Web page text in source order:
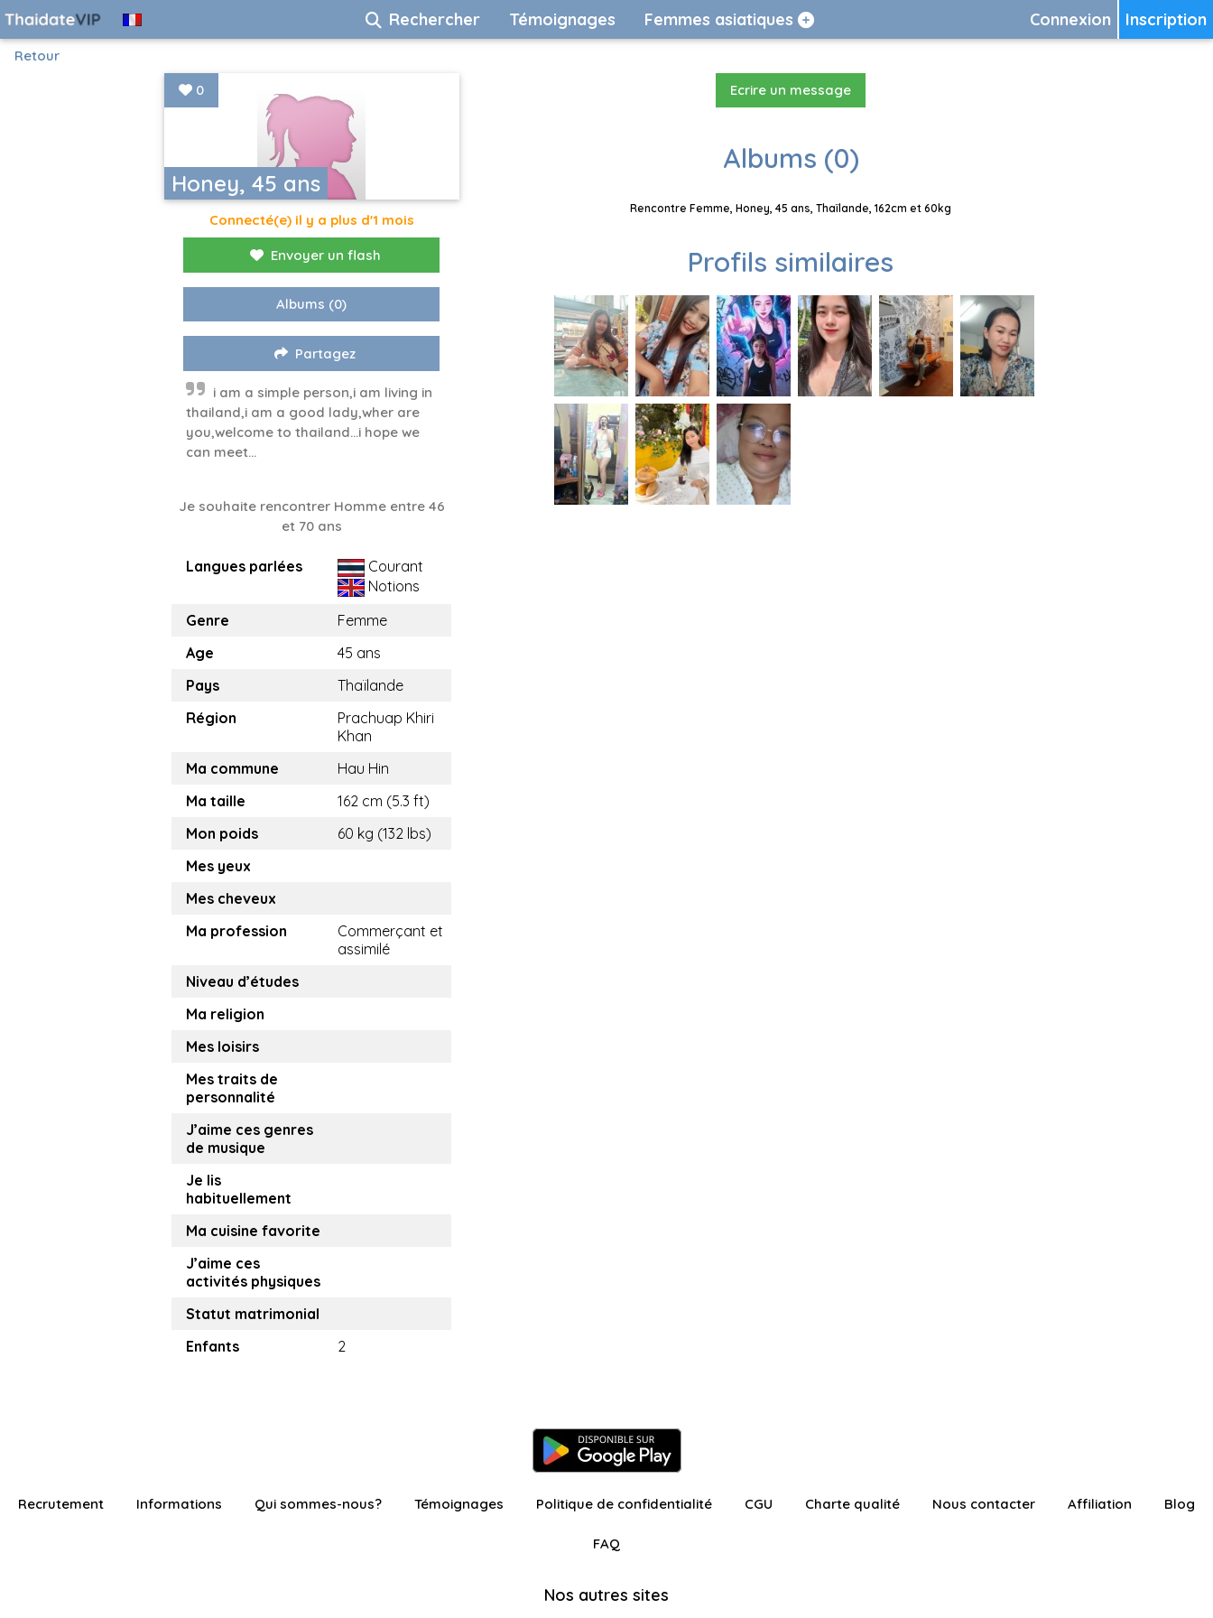
Inscription
Connexion
Rechercher Témoignages Femmes asiatiques
Retour
Honey, 45 ans
0
Connecté(e) il y a plus d'1 mois
Envoyer un flash
Albums (0)
Partagez
i am a simple person,i am living in
thailand,i am a good lady,wher are
you,welcome to thailand...i hope we
can meet...
Je souhaite rencontrer Homme entre 46
et 70 ans
Langues parlées
Courant
Notions
Genre
Femme
Age
45 ans
Pays
Thaïlande
Région
Prachuap Khiri
Khan
Ma commune
Hau Hin
Ma taille
162 cm (5.3 ft)
Mon poids
60 kg (132 lbs)
Mes yeux
Mes cheveux
Ma profession
Commerçant et
assimilé
Niveau d’études
Ma religion
Mes loisirs
Mes traits de
personnalité
J’aime ces genres
de musique
Je lis
habituellement
Ma cuisine favorite
J’aime ces
activités physiques
Statut matrimonial
Enfants
2
Ecrire un message
Albums (0)
Rencontre Femme, Honey, 45 ans, Thaïlande, 162cm et 60kg
Profils similaires
Recrutement Informations Qui sommes-nous? Témoignages Politique de confidentialité CGU Charte qualité Nous contacter Affiliation Blog
FAQ
Nos autres sites